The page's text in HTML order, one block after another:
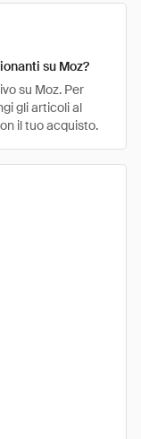
su Moz?
su Moz. Per
gli articoli al
il tuo acquisto.